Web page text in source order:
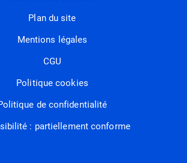
Plan du site
Mentions légales
CGU
Politique cookies
de confidentialité
: partiellement conforme